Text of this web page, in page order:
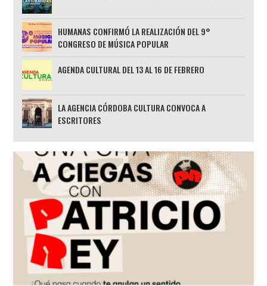
HUMANAS CONFIRMÓ LA REALIZACIÓN DEL 9°
CONGRESO DE MÚSICA POPULAR
AGENDA CULTURAL DEL 13 AL 16 DE FEBRERO
LA AGENCIA CÓRDOBA CULTURA CONVOCA A
ESCRITORES